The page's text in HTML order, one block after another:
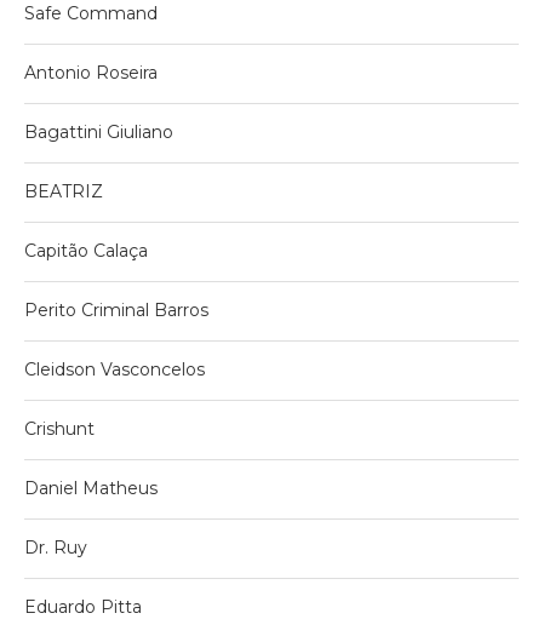
Safe Command
Antonio Roseira
Bagattini Giuliano
BEATRIZ
Capitão Calaça
Perito Criminal Barros
Cleidson Vasconcelos
Crishunt
Daniel Matheus
Dr. Ruy
Eduardo Pitta